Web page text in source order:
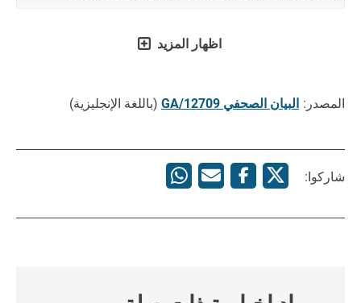
اظهار المزيد
المصدر: البيان الصحفي GA/12709 (باللغة الإنجليزية)
شاركوا: